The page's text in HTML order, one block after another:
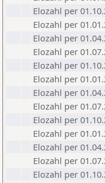
Elozahl per
Elozahl per
Elozahl per
Elozahl per
Elozahl per
Elozahl per
Elozahl per
Elozahl per
Elozahl per
Elozahl per
Elozahl per
Elozahl per
Elozahl per